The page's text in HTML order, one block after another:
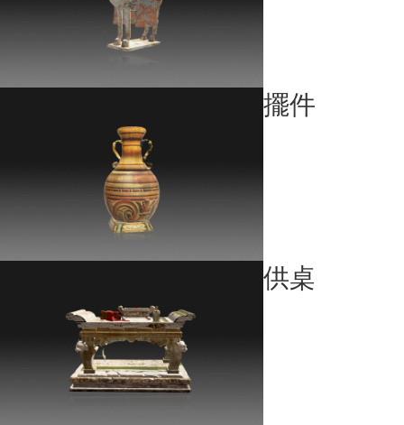
擺件
供桌